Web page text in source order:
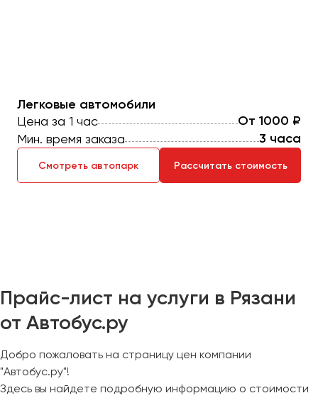
Легковые автомобили
Цена за 1 час От 1000 ₽
Мин. время заказа 3 часа
Смотреть автопарк Рассчитать стоимость
Прайс-лист на услуги в Рязани
от Автобус.ру
Добро пожаловать на страницу цен компании
"Автобус.ру"!
Здесь вы найдете подробную информацию о стоимости
Набережные Челны
Нижний Новгород
Нижний Тагил
Новокузнецк
Оренбург
Пермь
Петрозаводск
Псков